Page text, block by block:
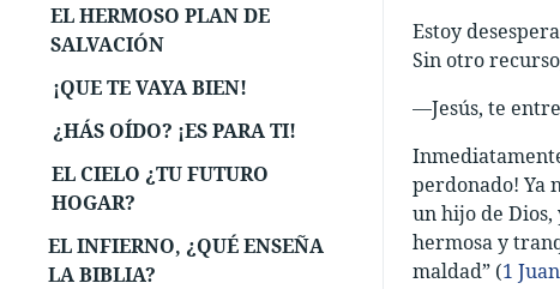
EL HERMOSO PLAN DE
SALVACIÓN
¡QUE TE VAYA BIEN!
¿HÁS OÍDO? ¡ES PARA TI!
EL CIELO ¿TU FUTURO
HOGAR?
EL INFIERNO, ¿QUÉ ENSEÑA
LA BIBLIA?
Estoy
Sin otro
—Jesús, te
perdonado! Ya
un hijo de Dios,
hermosa y
maldad” (1